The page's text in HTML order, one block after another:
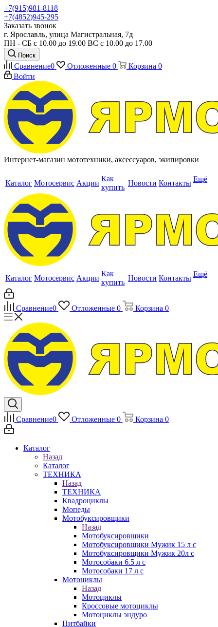
+7(915)981-8118
+7(4852)945-295
Заказать звонок
г. Ярославль, улица Магистральная, 7д
ПН - СБ с 10.00 до 19.00 ВС с 10.00 до 17.00
Поиск
Сравнение0 Отложенные 0 Корзина 0
Войти
Интернет-магазин мототехники, аксессуаров, экипировки
Каталог Мотосервис Акции
Как
купить
Новости Контакты Ещё
Каталог Мотосервис Акции
Как
купить
Новости Контакты Ещё
Сравнение0 Отложенные 0 Корзина 0
Сравнение0 Отложенные 0 Корзина 0
Каталог
Назад
Каталог
ТЕХНИКА
Назад
ТЕХНИКА
Квадроциклы
Мопеды
Мотобуксировщики
Назад
Мотобуксировщики
Мотобуксировщики Мужик 15 л с
Мотобуксировщики Мужик 20л с
Мотособаки 6.5 л с
Мотособаки 17 л с
Мотоциклы
Назад
Мотоциклы
Кроссовые мотоциклы
Мотоциклы эндуро
Питбайки